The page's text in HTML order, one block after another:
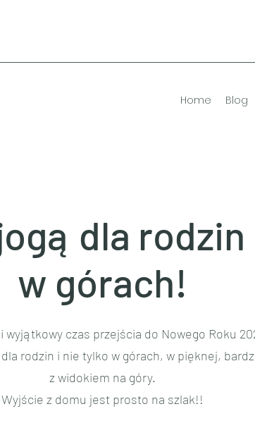
Home Blog
dla
w górach!
wyjątkowy czas przejścia do Nowego Roku
rodzin i nie tylko w górach, w pięknej,
z widokiem na góry.
Wyjście z domu jest prosto na szlak!!